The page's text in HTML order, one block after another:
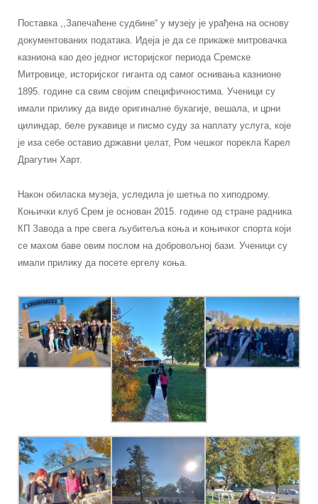
Поставка ,,Запечаћене судбине“ у музеју је урађена на основу
документованих података. Идеја је да се прикаже митровачка
казниона као део једног историјског периода Сремске
Митровице, историјског гиганта од самог оснивања казнионе
1895. године са свим својим специфичностима. Ученици су
имали прилику да виде оригиналне букагије, вешала, и црни
цилиндар, беле рукавице и писмо суду за наплату услуга, које
је иза себе оставио државни џелат, Ром чешког порекла Карел
Драгутин Харт.
Након обиласка музеја, уследила је шетња по хиподрому.
Коњички клуб Срем је основан 2015. године од стране радника
КП Завода а пре свега љубитеља коња и коњичког спорта који
се махом баве овим послом на добровољној бази. Ученици су
имали прилику да посете ергелу коња.